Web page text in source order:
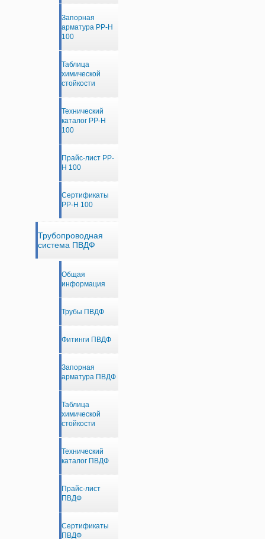
Запорная
арматура PP-H
100
Таблица
химической
стойкости
Технический
каталог PP-H
100
Прайс-лист PP-
H 100
Сертификаты
PP-H 100
Трубопроводная
система ПВДФ
Общая
информация
Трубы ПВДФ
Фитинги ПВДФ
Запорная
арматура ПВДФ
Таблица
химической
стойкости
Технический
каталог ПВДФ
Прайс-лист
ПВДФ
Сертификаты
ПВДФ